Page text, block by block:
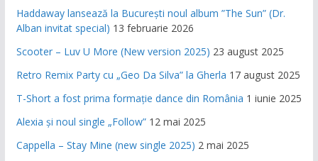
Haddaway lansează la București noul album ”The Sun” (Dr.
Alban invitat special) 13 februarie 2026
Scooter – Luv U More (New version 2025) 23 august 2025
Retro Remix Party cu „Geo Da Silva” la Gherla 17 august 2025
T-Short a fost prima formație dance din România 1 iunie 2025
Alexia și noul single „Follow” 12 mai 2025
Cappella – Stay Mine (new single 2025) 2 mai 2025